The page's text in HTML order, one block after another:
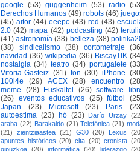
google (53) guggenheim (53) radio
Derechos Humanos (49) robots (46)
(45) aitor (44) eeepc (43) red (43)
2.0 (42) mapa (42) podcasting (42)
(41) astronomía (38) belleza (38)
(38)
sindicalismo (38) cortometraje
navidad (36) wikipedia (36) BiscayTIK
nostalgia (34) teatro (34) portugalete
Vitoria-Gasteiz (31) fon (30) iPhone
100i4e
(29) ACEX (28) encuentro
meme
(28) Euskaltel (26) software
(26) eventos educativos (25) fútbol
Japan
(23) Microsoft (23) Paris
autoestima (23) hó (23) Darío Urzay
araba (22) Barakaldo (21) Telefónica (21)
(21)
zientziaastea (21) G30 (20) Lexus
apuntes históricos (20) cita (20) cronista
gipuzkoa (20) informática (20) liderazgo